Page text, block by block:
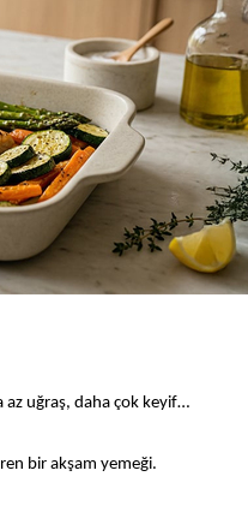
az uğraş, daha çok keyif…
bir akşam yemeği.